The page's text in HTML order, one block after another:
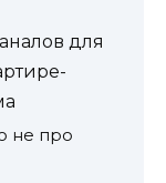
для
не про